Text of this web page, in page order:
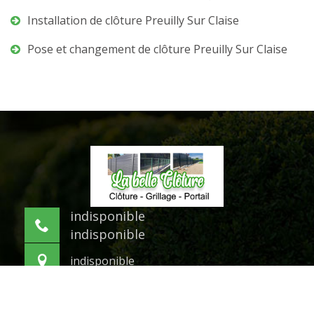
Installation de clôture Preuilly Sur Claise
Pose et changement de clôture Preuilly Sur Claise
indisponible
indisponible
indisponible